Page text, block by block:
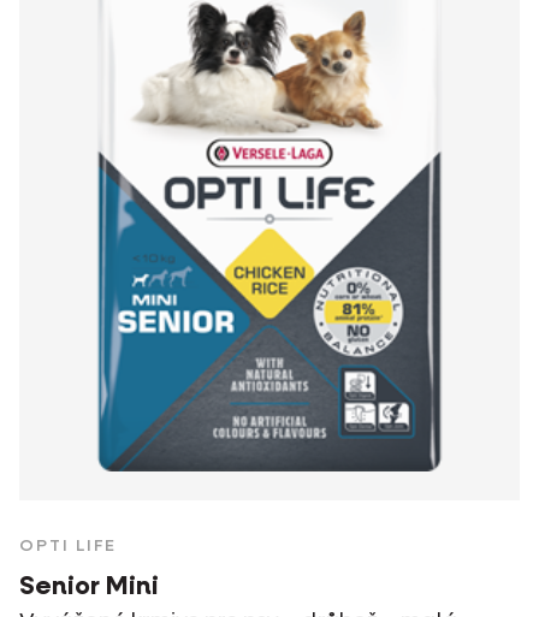
OPTI LIFE
Senior Mini